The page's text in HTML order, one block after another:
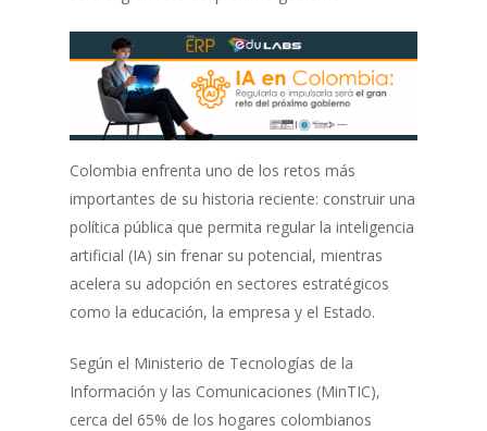
Colombia enfrenta uno de los retos más
importantes de su historia reciente: construir una
política pública que permita regular la inteligencia
artificial (IA) sin frenar su potencial, mientras
acelera su adopción en sectores estratégicos
como la educación, la empresa y el Estado.
Según el Ministerio de Tecnologías de la
Información y las Comunicaciones (MinTIC),
cerca del 65% de los hogares colombianos